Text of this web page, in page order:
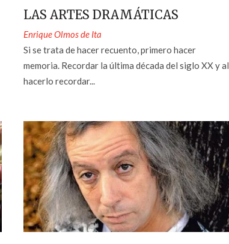
LAS ARTES DRAMÁTICAS
Enrique Olmos de Ita
Si se trata de hacer recuento, primero hacer
memoria. Recordar la última década del siglo XX y al
hacerlo recordar...